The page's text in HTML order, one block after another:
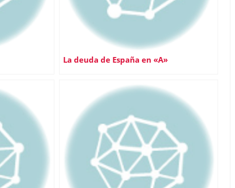
La deuda de España en «A»